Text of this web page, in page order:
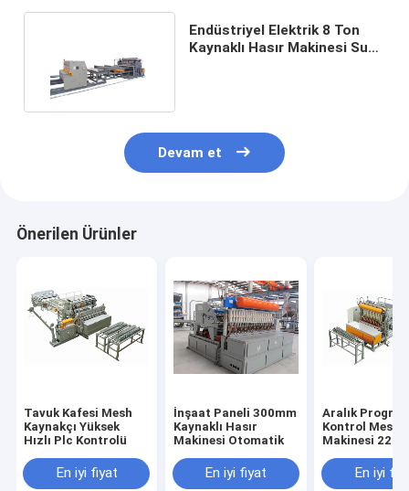
Endüstriyel Elektrik 8 Ton
Kaynaklı Hasır Makinesi Su
Devam et
Önerilen Ürünler
Tavuk Kafesi Mesh
Kaynakçı Yüksek
Hızlı Plc Kontrolü
En iyi fiyat
İnşaat Paneli 300mm
Kaynaklı Hasır
Makinesi Otomatik
En iyi fiyat
Aralık
Kontrol Mesh
Makinesi 220v
En iyi